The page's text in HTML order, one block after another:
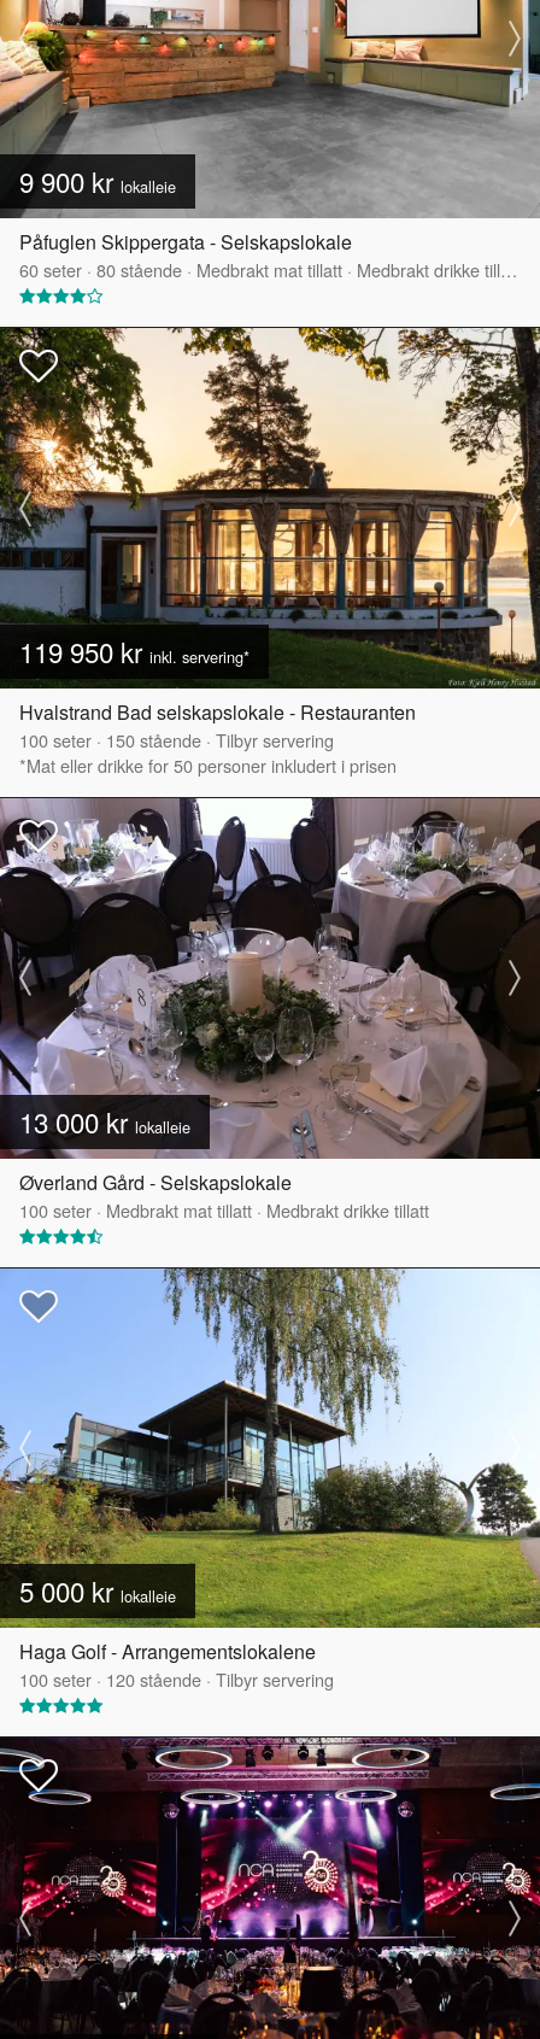
9 900 kr lokalleie
Påfuglen Skippergata - Selskapslokale
60seter · 80stående · Medbrakt mat tillatt · Medbrakt drikke tillatt
119 950 kr inkl. servering*
Hvalstrand Bad selskapslokale - Restauranten
100seter · 150stående · Tilbyr servering
*Mat eller drikke for 50 personer inkludert i prisen
13 000 kr lokalleie
Øverland Gård - Selskapslokale
100seter · Medbrakt mat tillatt · Medbrakt drikke tillatt
5 000 kr lokalleie
Haga Golf - Arrangementslokalene
100seter · 120stående · Tilbyr servering